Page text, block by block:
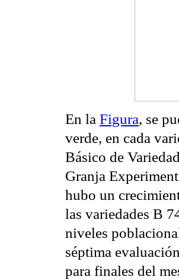
En la Figura, se
verde, en cada
Básico de
Granja
hubo un
las variedades B
niveles
séptima
para finales del